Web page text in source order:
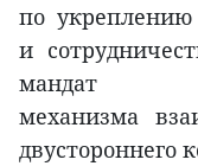
по укреплению
и
мандат
механизма
двустороннего